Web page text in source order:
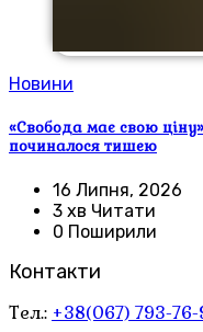
Новини
«Свобода має свою
починалося тишею
16 Липня, 2026
3 хв Читати
0 Поширили
Контакти
Тел.: +38(067) 793-76-